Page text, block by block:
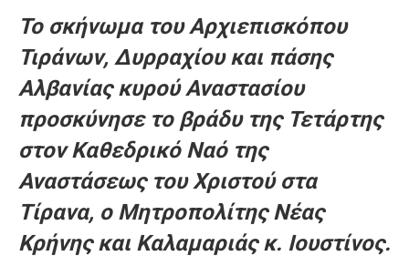
Το σκήνωμα του Αρχιεπισκόπου
Τιράνων, Δυρραχίου και πάσης
Αλβανίας κυρού Αναστασίου
προσκύνησε το βράδυ της Τετάρτης
στον Καθεδρικό Ναό της
Αναστάσεως του Χριστού στα
Τίρανα, ο Μητροπολίτης Νέας
Κρήνης και Καλαμαριάς κ. Ιουστίνος.